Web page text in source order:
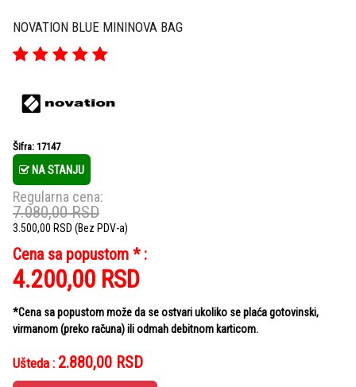
NOVATION BLUE MININOVA BAG
Šifra: 17147
NA STANJU
Regularna cena:
7.080,00RSD
3.500,00 RSD (Bez PDV-a)
Cena sa popustom * :
4.200,00 RSD
*Cena sa popustom može da se ostvari ukoliko se plaća gotovinski,
virmanom (preko računa) ili odmah debitnom karticom.
Ušteda : 2.880,00 RSD